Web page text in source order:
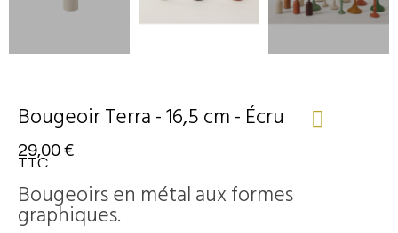
Bougeoir Terra - 16,5 cm - Écru
29,00 €
TTC
Bougeoirs en métal aux formes
graphiques.